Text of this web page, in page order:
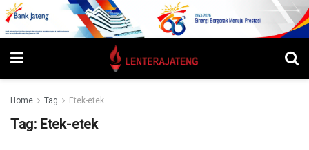
Home Tag Etek-etek
Tag: Etek-etek